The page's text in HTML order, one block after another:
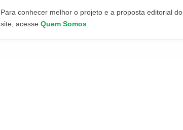
Para conhecer melhor o projeto e a proposta editorial do
site, acesse Quem Somos